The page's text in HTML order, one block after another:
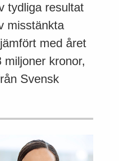
tydliga resultat
misstänkta
med året
kronor,
Svensk